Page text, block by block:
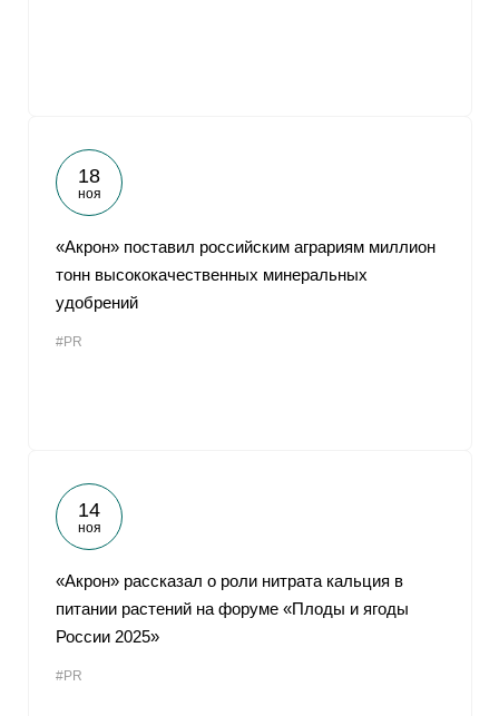
18
ноя
«Акрон» поставил российским аграриям миллион
тонн высококачественных минеральных
удобрений
#PR
14
ноя
«Акрон» рассказал о роли нитрата кальция в
питании растений на форуме «Плоды и ягоды
России 2025»
#PR